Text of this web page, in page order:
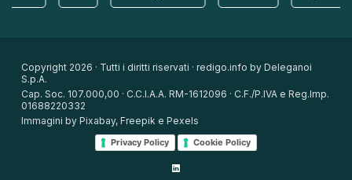
Copyright 2026 · Tutti i diritti riservati · redigo.info by Deleganoi
S.p.A.
Cap. Soc. 107.000,00 · C.C.I.A.A. RM-1612096 · C.F./P.IVA e Reg.Imp.
01688220332
Immagini by Pixabay, Freepik e Pexels
Privacy Policy Cookie Policy